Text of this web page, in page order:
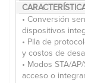
• Conversión
dispositivos
• Pila de
y costos de
• Modos STA/
acceso o